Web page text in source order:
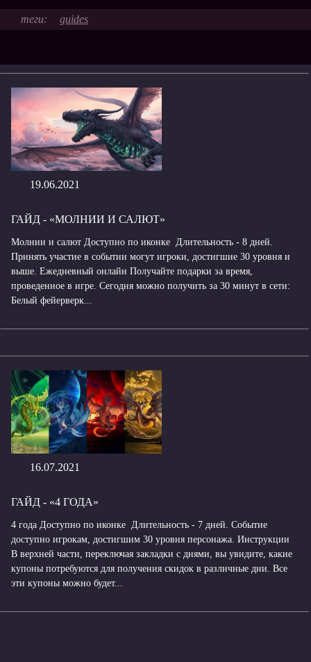
guides
19.06.2021
ГАЙД - «МОЛНИИ И САЛЮТ»
Молнии и салют Доступно по иконке Длительность - 8 дней.
Принять участие в событии могут игроки, достигшие 30 уровня и
выше. Ежедневный онлайн Получайте подарки за время,
проведенное в игре. Сегодня можно получить за 30 минут в сети:
Белый фейерверк...
16.07.2021
ГАЙД - «4 ГОДА»
4 года Доступно по иконке Длительность - 7 дней. Событие
доступно игрокам, достигшим 30 уровня персонажа. Инструкции
В верхней части, переключая закладки с днями, вы увидите, какие
купоны потребуются для получения скидок в различные дни. Все
эти купоны можно будет...